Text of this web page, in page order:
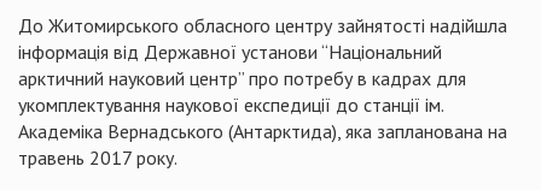
До Житомирського обласного центру зайнятості надійшла
інформація від Державної установи “Національний
арктичний науковий центр” про потребу в кадрах для
укомплектування наукової експедиції до станції ім.
Академіка Вернадського (Антарктида), яка запланована на
травень 2017 року.